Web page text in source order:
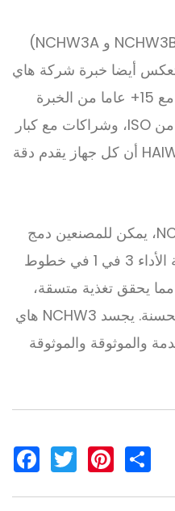
بينما تركز سلسلة NCHW3 (NCHW3B و NCHW3A)
تعكس أيضا خبرة شركة هاي
وي للمعدات الذكية المحدودة. مع 15+ عاما من الخبرة
الدولية، وأنظمة جودة معتمدة من ISO، وشراكات مع كبار
المصنعين العالميين، تضمن HAIWEI أن كل جهاز يقدم دقة
من خلال اختيار سلسلة NCHW3، يمكن للمصنعين دمج
مغذي مكواة إزالة الألواح عالية الأداء 3 في 1 في خطوط
مما يحقق تغذية متسقة،
وتقليل الهدر، وكفاءة إنتاجية محسنة. يجسد NCHW3 هاي
والموثوقة والموثوقة
F
a
T
w
P
i
S
h